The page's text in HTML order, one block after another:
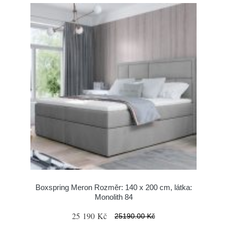
Boxspring Meron Rozměr: 140 x 200 cm, látka:
Monolith 84
25 190 Kč 25190.00 Kč